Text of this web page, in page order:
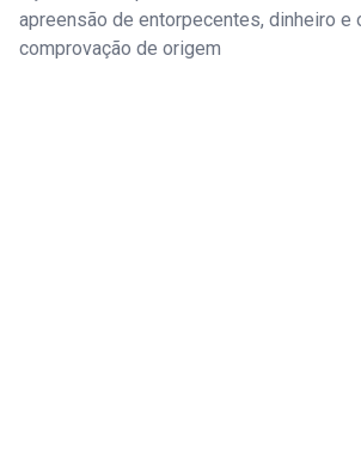
apreensão de entorpecentes, dinheiro e
comprovação de origem